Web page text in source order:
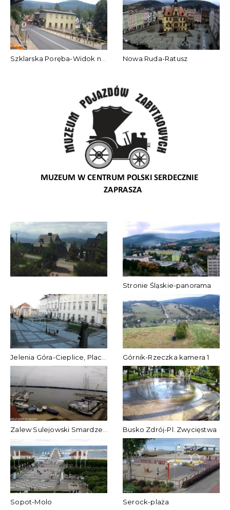
Nowa Ruda-Ratusz
Stronie Śląskie-panorama
Jelenia Góra-Cieplice, Plac Piastowski Górnik-Rzeczka kamera 1
Busko Zdrój-Pl. Zwycięstwa
Sopot-Molo Serock-plaża